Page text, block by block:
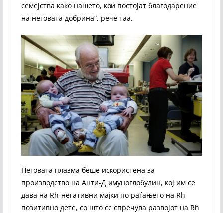
семејства како нашето, кои постојат благодарение
на неговата добрина“, рече таа.
Неговата плазма беше искористена за
производство на Анти-Д имуноглобулин, кој им се
дава на Rh-негативни мајки по раѓањето на Rh-
позитивно дете, со што се спречува развојот на Rh